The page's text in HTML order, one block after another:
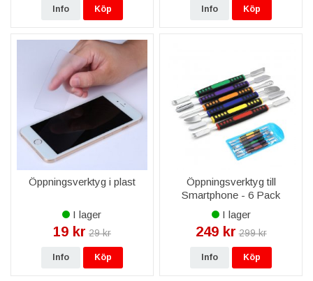
Info Köp Info Köp
Öppningsverktyg i plast
I lager
19 kr 29 kr
Info Köp
Öppningsverktyg till
Smartphone - 6 Pack
I lager
249 kr 299 kr
Info Köp